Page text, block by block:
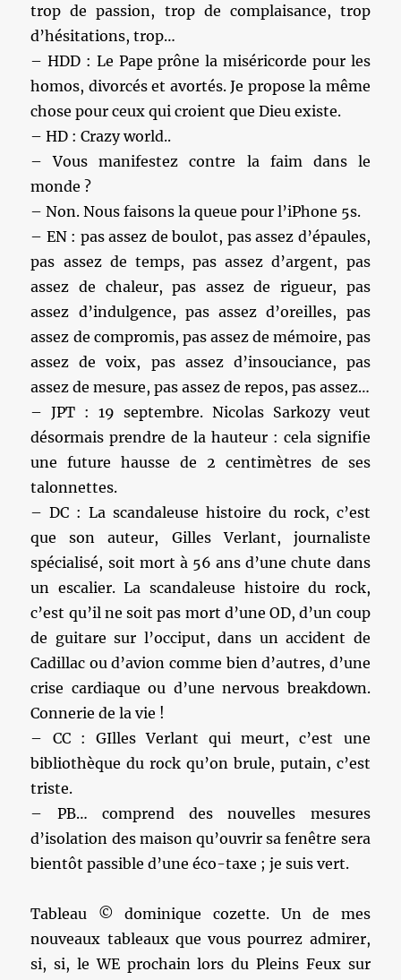
trop de passion, trop de complaisance, trop
d’hésitations, trop…
– HDD : Le Pape prône la miséricorde pour les
homos, divorcés et avortés. Je propose la même
chose pour ceux qui croient que Dieu existe.
– HD : Crazy world..
– Vous manifestez contre la faim dans le
monde ?
– Non. Nous faisons la queue pour l’iPhone 5s.
– EN : pas assez de boulot, pas assez d’épaules,
pas assez de temps, pas assez d’argent, pas
assez de chaleur, pas assez de rigueur, pas
assez d’indulgence, pas assez d’oreilles, pas
assez de compromis, pas assez de mémoire, pas
assez de voix, pas assez d’insouciance, pas
assez de mesure, pas assez de repos, pas assez…
– JPT : 19 septembre. Nicolas Sarkozy veut
désormais prendre de la hauteur : cela signifie
une future hausse de 2 centimètres de ses
talonnettes.
– DC : La scandaleuse histoire du rock, c’est
que son auteur, Gilles Verlant, journaliste
spécialisé, soit mort à 56 ans d’une chute dans
un escalier. La scandaleuse histoire du rock,
c’est qu’il ne soit pas mort d’une OD, d’un coup
de guitare sur l’occiput, dans un accident de
Cadillac ou d’avion comme bien d’autres, d’une
crise cardiaque ou d’une nervous breakdown.
Connerie de la vie !
– CC : GIlles Verlant qui meurt, c’est une
bibliothèque du rock qu’on brule, putain, c’est
triste.
– PB… comprend des nouvelles mesures
d’isolation des maison qu’ouvrir sa fenêtre sera
bientôt passible d’une éco-taxe ; je suis vert.
Tableau © dominique cozette. Un de mes
nouveaux tableaux que vous pourrez admirer,
si, si, le WE prochain lors du Pleins Feux sur